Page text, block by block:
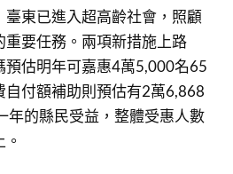
東已進入超高齡社會，照顧
要任務。兩項新措施上路
預估明年可嘉惠4萬5,000名65
自付額補助則預估有2萬6,868
年的縣民受益，整體受惠人數